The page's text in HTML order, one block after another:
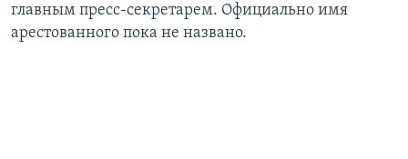
СОЦИАЛЬНЫЕ СЕТИ
главным пресс-секретарем. Официально имя
арестованного пока не названо.